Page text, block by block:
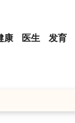
康 医生 发育